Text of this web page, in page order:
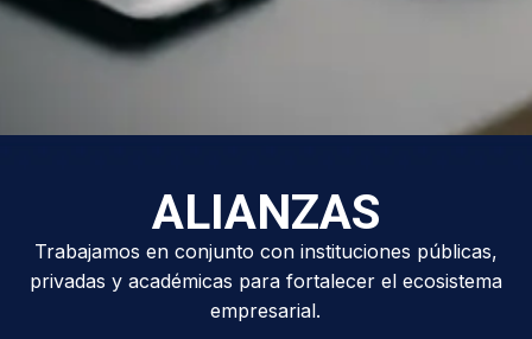
ALIANZAS
Trabajamos en conjunto con instituciones públicas,
privadas y académicas para fortalecer el ecosistema
empresarial.